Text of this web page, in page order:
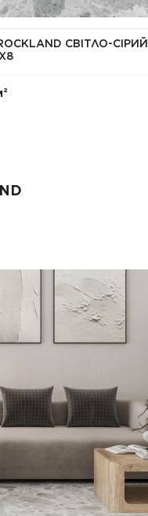
СВІТЛО-СІРИЙ